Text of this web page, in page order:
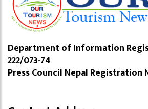
Department of Information
222/073-74
Press Council Nepal Registration